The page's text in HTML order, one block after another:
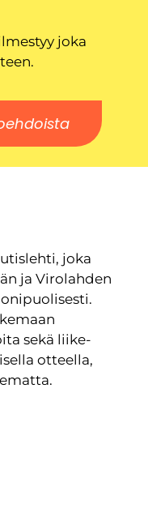
joka
joka
ja Virolahden
sekä liike-
otteella,